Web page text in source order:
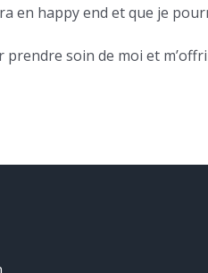
en happy end et que je
soin de moi et